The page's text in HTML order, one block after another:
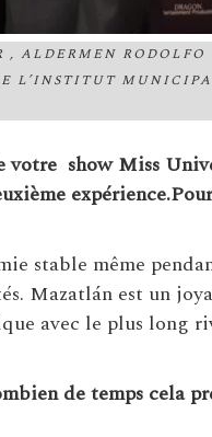
ALDERMEN RODOLFO
L’INSTITUT
votre show Miss
stable même
Mazatlán est un
avec le plus long
de temps cela